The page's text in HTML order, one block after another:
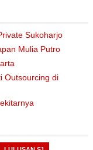
Sukoharjo
Mulia Putro
Outsourcing di